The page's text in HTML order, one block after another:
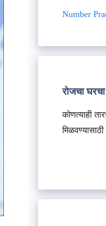
Number
रोजचा
कोणत्याही
मिळवण्यासाठी